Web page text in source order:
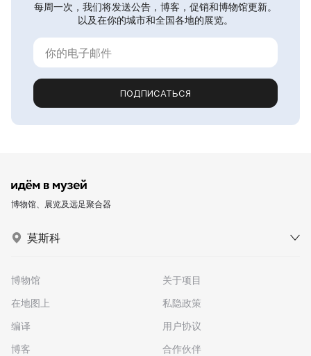
每周一次，我们将发送公告，博客，促销和博物馆更新。
以及在你的城市和全国各地的展览。
ПОДПИСАТЬСЯ
博物馆、展览及远足聚合器
莫斯科
博物馆
在地图上
编译
博客
关于项目
私隐政策
用户协议
合作伙伴